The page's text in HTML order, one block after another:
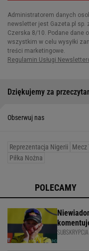
Dziękujemy za
Obserwuj nas
Reprezentacja Nigerii Mecz
Piłka Nożna
POLECAMY
SUBSKRYPCJA